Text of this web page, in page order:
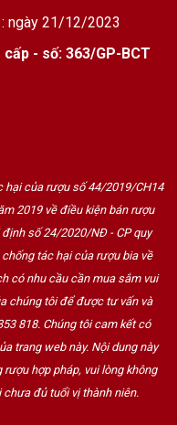
ngày 21/12/2023
- số: 363/GP-BCT
hại của rượu số 44/2019/CH14
2019 về điều kiện bán rượu
số 24/2020/NĐ - CP quy
tác hại của rượu bia về
có nhu cầu cần mua sắm vui
chúng tôi để được tư vấn và
818. Chúng tôi cam kết có
trang web này. Nội dung này
hợp pháp, vui lòng không
đủ tuổi vị thành niên.